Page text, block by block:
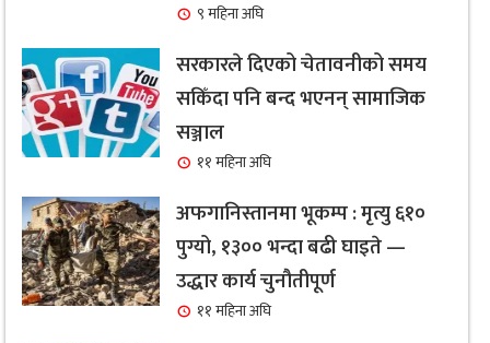
९ महिना अघि
सरकारले दिएको चेतावनीको समय
सकिँदा पनि बन्द भएनन् सामाजिक
सञ्जाल
११ महिना अघि
अफगानिस्तानमा भूकम्प : मृत्यु ६१०
पुग्यो, १३०० भन्दा बढी घाइते —
उद्धार कार्य चुनौतीपूर्ण
११ महिना अघि